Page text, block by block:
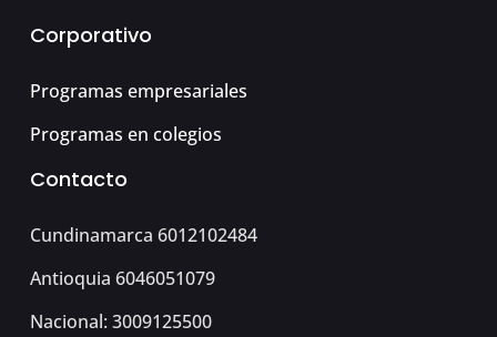
Corporativo
Programas empresariales
Programas en colegios
Contacto
Cundinamarca 6012102484
Antioquia 6046051079
Nacional: 3009125500